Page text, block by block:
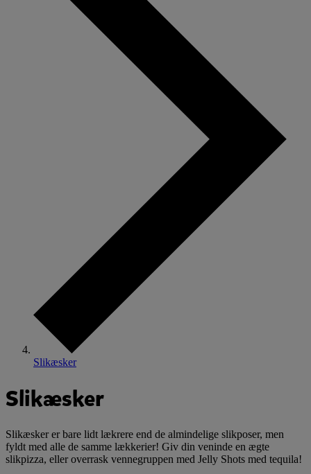
Slikæsker
Slikæsker
Slikæsker er bare lidt lækrere end de almindelige slikposer, men
fyldt med alle de samme lækkerier! Giv din veninde en ægte
slikpizza, eller overrask vennegruppen med Jelly Shots med tequila!